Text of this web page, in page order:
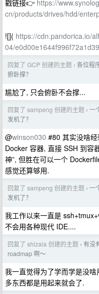
戳链接👉 https://
cn/products/drives/hdd/
![]( https://cdn.pandorica.io/
04/
回复了 GCP 创建的主题 › 各位程
俯卧撑？
尴尬了, 只会俯卧不会撑...
回复了 sampeng 创建的主题 › 一
发机了？
@winson030 #80 其实没啥
Docker 容器, 直接 SSH 到容
神”, 但胜在可以一个
感觉还算够用.
回复了 sampeng 创建的主题 › 一
发机了？
我工作以来一直是
不会用各种现代 IDE....
回复了 shizaia 创建的主题 › 有没
roadmap 啊～
我一直觉得为了学而学是没
多东西都是用起来就会了.